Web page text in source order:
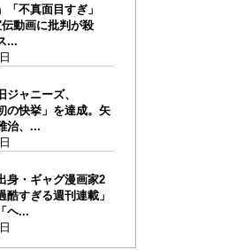
「不真面目すぎ」
動画に批判が殺
...
ジャニーズ、
の快挙」を達成。矢
治、...
身・ギャグ漫画家2
酷すぎる週刊連載」
ヘ...